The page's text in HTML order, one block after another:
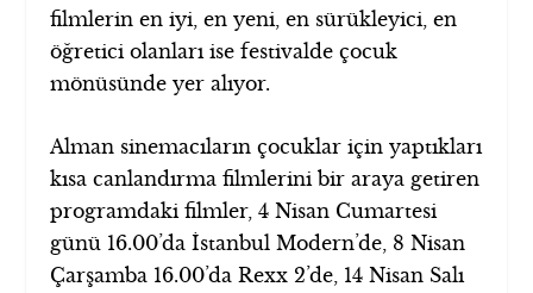
filmlerin en iyi, en yeni, en sürükleyici, en
öğretici olanları ise festivalde çocuk
mönüsünde yer alıyor.
Alman sinemacıların çocuklar için yaptıkları
kısa canlandırma filmlerini bir araya getiren
programdaki filmler, 4 Nisan Cumartesi
günü 16.00’da İstanbul Modern’de, 8 Nisan
Çarşamba 16.00’da Rexx 2’de, 14 Nisan Salı